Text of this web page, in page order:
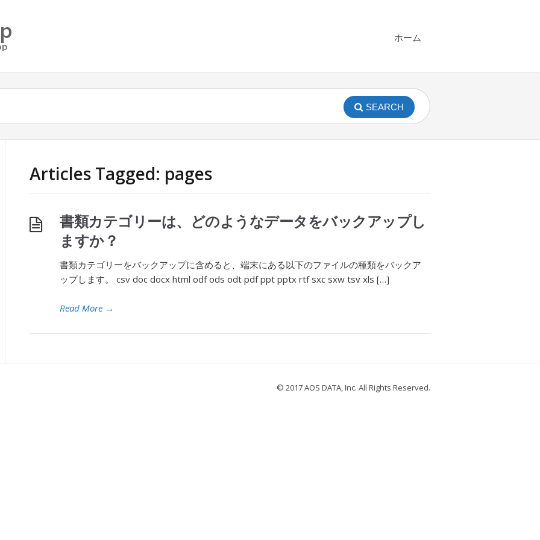
ホーム
SEARCH
Articles Tagged: pages
書類カテゴリーは、どのようなデータをバックアップし
ますか？
書類カテゴリーをバックアップに含めると、端末にある以下のファイルの種類をバックア
ップします。 csv doc docx html odf ods odt pdf ppt pptx rtf sxc sxw tsv xls […]
Read More →
© 2017 AOS DATA, Inc. All Rights Reserved.